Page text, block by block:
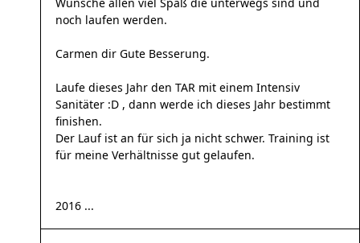
noch laufen werden.
Carmen dir Gute Besserung.
Laufe dieses Jahr den TAR mit einem Intensiv
Sanitäter :D , dann werde ich dieses Jahr bestimmt
finishen.
Der Lauf ist an für sich ja nicht schwer. Training ist
für meine Verhältnisse gut gelaufen.
2016 ...